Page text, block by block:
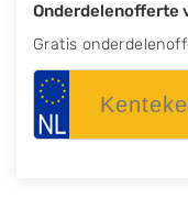
Onderdelenofferte
Gratis